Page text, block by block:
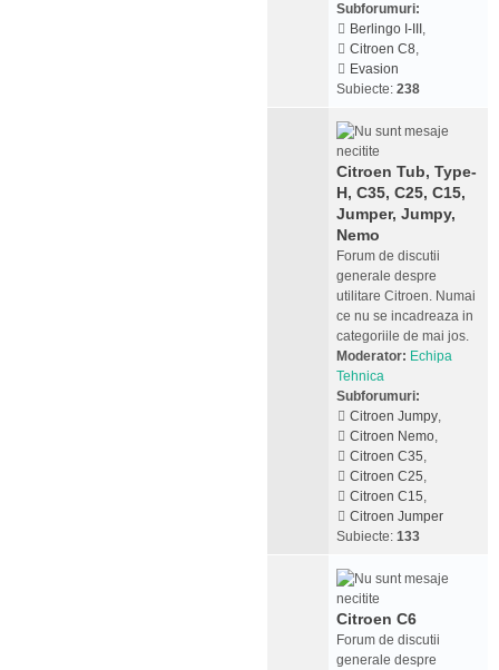
Subforumuri:
Berlingo I-III ,
Citroen C8,
Evasion
Subiecte: 238
Citroen Tub, Type-
H, C35, C25, C15,
Jumper, Jumpy,
Nemo
Forum de discutii
generale despre
utilitare Citroen. Numai
ce nu se incadreaza in
categoriile de mai jos.
Moderator: Echipa
Tehnica
Subforumuri:
Citroen Jumpy,
Citroen Nemo,
Citroen C35,
Citroen C25,
Citroen C15,
Citroen Jumper
Subiecte: 133
Citroen C6
Forum de discutii
generale despre